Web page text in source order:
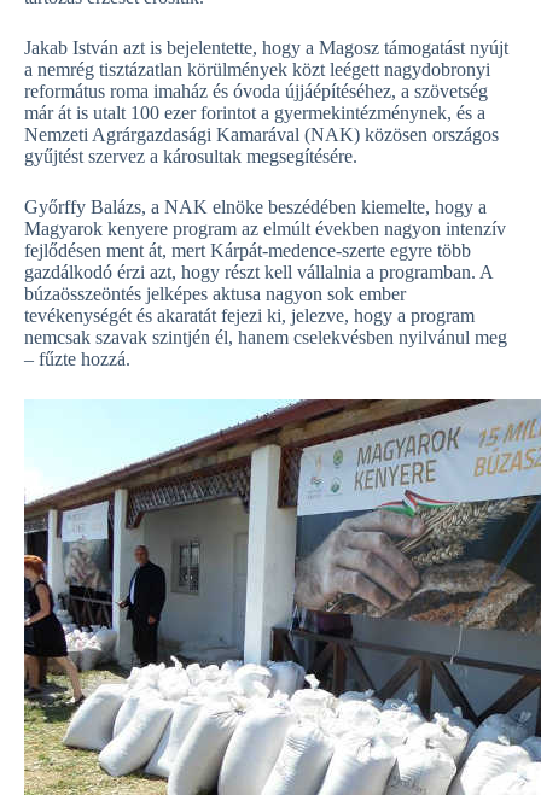
Jakab István azt is bejelentette, hogy a Magosz támogatást nyújt
a nemrég tisztázatlan körülmények közt leégett nagydobronyi
református roma imaház és óvoda újjáépítéséhez, a szövetség
már át is utalt 100 ezer forintot a gyermekintézménynek, és a
Nemzeti Agrárgazdasági Kamarával (NAK) közösen országos
gyűjtést szervez a károsultak megsegítésére.
Győrffy Balázs, a NAK elnöke beszédében kiemelte, hogy a
Magyarok kenyere program az elmúlt években nagyon intenzív
fejlődésen ment át, mert Kárpát-medence-szerte egyre több
gazdálkodó érzi azt, hogy részt kell vállalnia a programban. A
búzaösszeöntés jelképes aktusa nagyon sok ember
tevékenységét és akaratát fejezi ki, jelezve, hogy a program
nemcsak szavak szintjén él, hanem cselekvésben nyilvánul meg
– fűzte hozzá.